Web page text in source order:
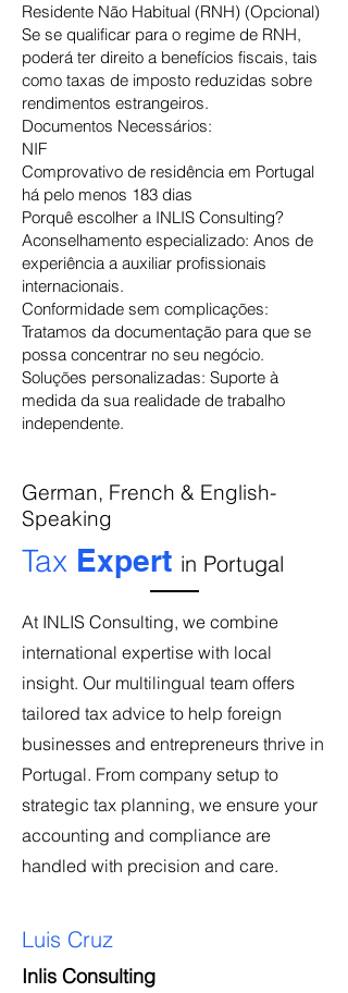
Residente Não Habitual (RNH) (Opcional)
Se se qualificar para o regime de RNH,
poderá ter direito a benefícios fiscais, tais
como taxas de imposto reduzidas sobre
rendimentos estrangeiros.
Documentos Necessários:
NIF
Comprovativo de residência em Portugal
há pelo menos 183 dias
Porquê escolher a INLIS Consulting?
Aconselhamento especializado: Anos de
experiência a auxiliar profissionais
internacionais.
Conformidade sem complicações:
Tratamos da documentação para que se
possa concentrar no seu negócio.
Soluções personalizadas: Suporte à
medida da sua realidade de trabalho
independente.
German, French & English-
Speaking
Tax Expert in Portugal
At INLIS Consulting, we combine
international expertise with local
insight. Our multilingual team offers
tailored tax advice to help foreign
businesses and entrepreneurs thrive in
Portugal. From company setup to
strategic tax planning, we ensure your
accounting and compliance are
handled with precision and care.
Luis Cruz
Inlis Consulting